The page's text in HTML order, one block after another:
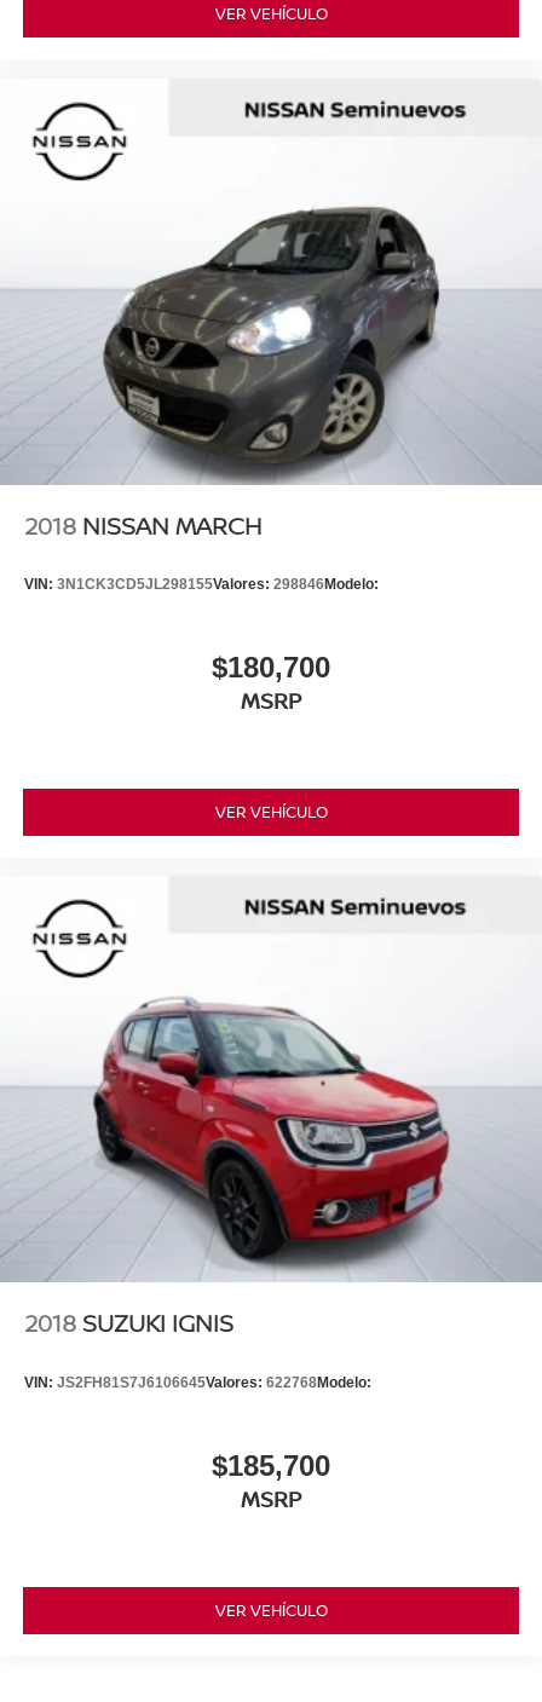
VER VEHÍCULO
2018 NISSAN MARCH
VIN: 3N1CK3CD5JL298155Valores: 298846Modelo:
$180,700
MSRP
VER VEHÍCULO
2018 SUZUKI IGNIS
VIN: JS2FH81S7J6106645Valores: 622768Modelo:
$185,700
MSRP
VER VEHÍCULO